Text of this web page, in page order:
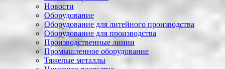
Новости
Оборудование
Оборудование для литейного производства
Оборудование для производства
Производственные линии
Промышленное оборудование
Тяжелые металлы